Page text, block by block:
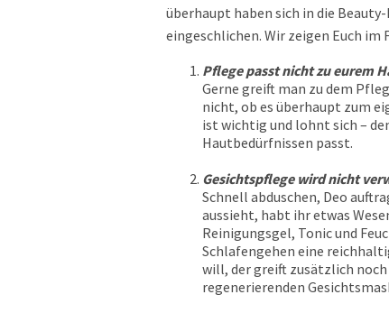
überhaupt haben sich in die
eingeschlichen. Wir zeigen Euch
Pflege passt nicht zu eurem
Gerne greift man zu dem
nicht, ob es überhaupt zum
ist wichtig und lohnt sich –
Hautbedürfnissen passt.
Gesichtspflege wird nicht
Schnell abduschen, Deo
aussieht, habt ihr etwas
Reinigungsgel, Tonic und
Schlafengehen eine
will, der greift zusätzlich
regenerierenden